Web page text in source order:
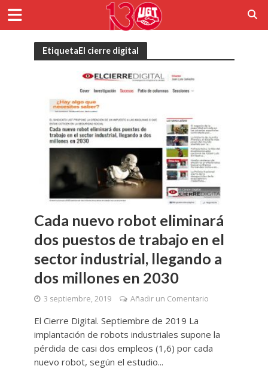
EtiquetaEl cierre digital
Cada nuevo robot eliminará
dos puestos de trabajo en el
sector industrial, llegando a
dos millones en 2030
3 septiembre, 2019 Añadir un Comentario
El Cierre Digital. Septiembre de 2019 La
implantación de robots industriales supone la
pérdida de casi dos empleos (1,6) por cada
nuevo robot, según el estudio...